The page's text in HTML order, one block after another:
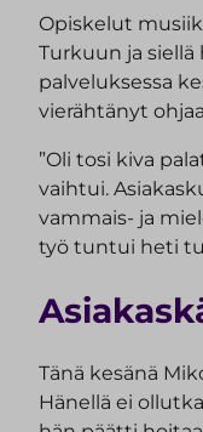
Opiskelut
Turkuun ja
palveluksessa
vierähtänyt
”Oli tosi kiva
vaihtui.
vammais- ja
työ tuntui heti
Tänä kesänä
Hänellä ei